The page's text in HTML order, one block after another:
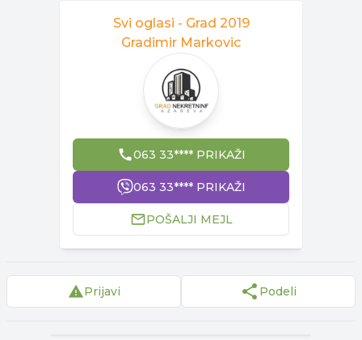
Svi oglasi - Grad 2019
Gradimir Markovic
063 33**** PRIKAŽI
063 33**** PRIKAŽI
POŠALJI MEJL
Prijavi Podeli